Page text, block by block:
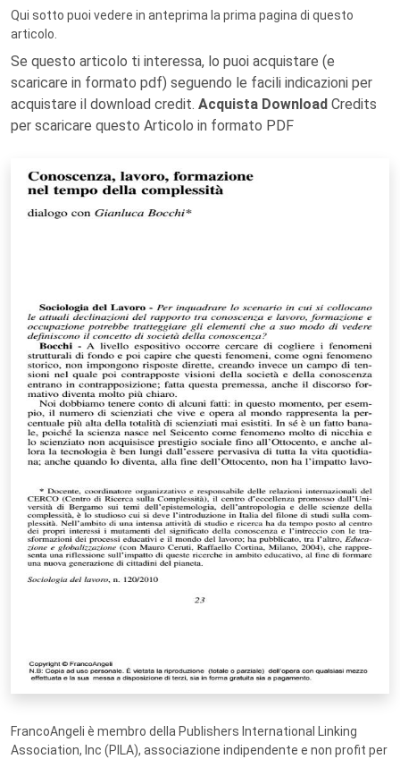
Qui sotto puoi vedere in anteprima la prima pagina di questo
articolo.
Se questo articolo ti interessa, lo puoi acquistare (e
scaricare in formato pdf) seguendo le facili indicazioni per
acquistare il download credit. Acquista Download Credits
per scaricare questo Articolo in formato PDF
FrancoAngeli è membro della Publishers International Linking
Association, Inc (PILA), associazione indipendente e non profit per